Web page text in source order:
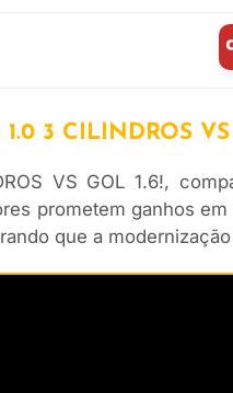
3 CILINDROS VS
VS GOL 1.6!,
prometem ganhos
que a